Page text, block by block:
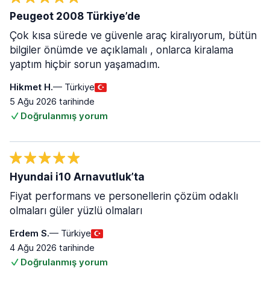
Hikmet H.— Türkiye
5 Ağu 2026 tarihinde
Doğrulanmış yorum
Peugeot 2008 Türkiye’de
Çok kısa sürede ve güvenle araç kiralıyorum, bütün
bilgiler önümde ve açıklamalı , onlarca kiralama
yaptım hiçbir sorun yaşamadım.
Erdem S.— Türkiye
4 Ağu 2026 tarihinde
Doğrulanmış yorum
Hyundai i10 Arnavutluk’ta
Fiyat performans ve personellerin çözüm odaklı
olmaları güler yüzlü olmaları